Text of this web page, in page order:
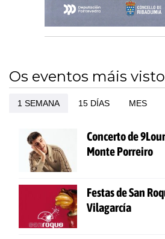
Os eventos máis
1 SEMANA 15 DÍAS MES
Concerto de
Monte Porreiro
Festas de San
Vilagarcía